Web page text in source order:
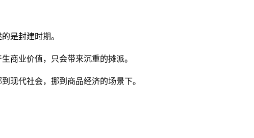
是封建时期。
商业价值，只会带来沉重的摊派。
现代社会，挪到商品经济的场景下。